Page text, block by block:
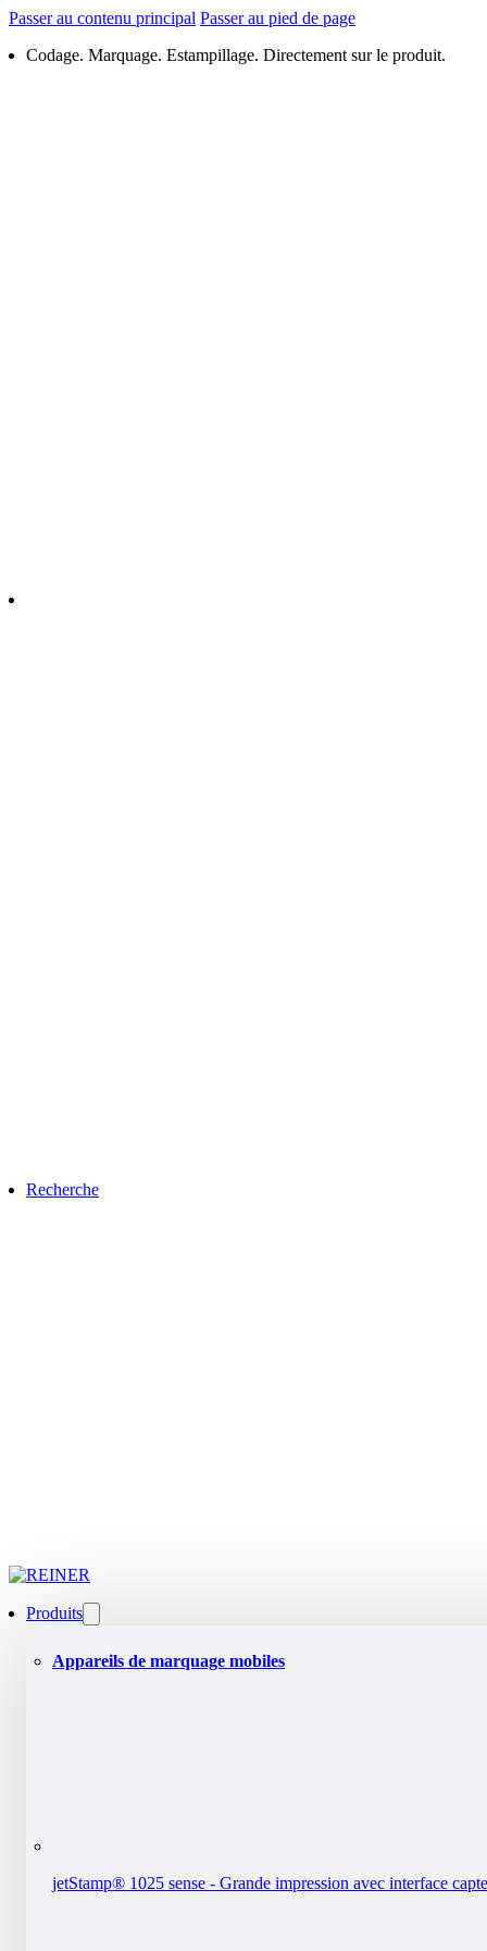
Passer au contenu principal Passer au pied de page
Codage. Marquage. Estampillage. Directement sur le produit.
Recherche
Produits
Appareils de marquage mobiles
jetStamp® 1025 sense - Grande impression avec interface